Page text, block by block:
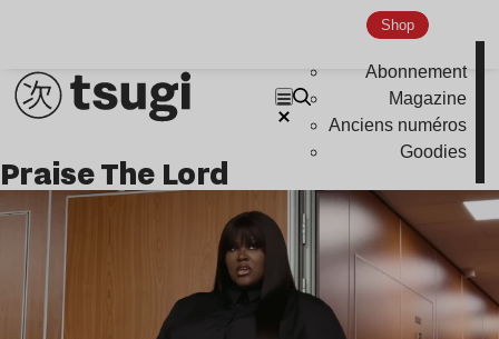
Shop
Abonnement
Magazine
Anciens numéros
Goodies
Nu Jazz
Indie
Praise The Lord